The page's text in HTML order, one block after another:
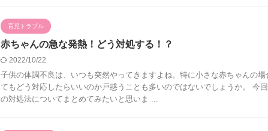
育児トラブル
赤ちゃんの急な発熱！どう対処する！？
2022/10/22
子供の体調不良は、いつも突然やってきますよね。特に小さな赤ちゃんの場
てもどう対応したらいいのか戸惑うことも多いのではないでしょうか。 今
の対処法についてまとめてみたいと思いま ...